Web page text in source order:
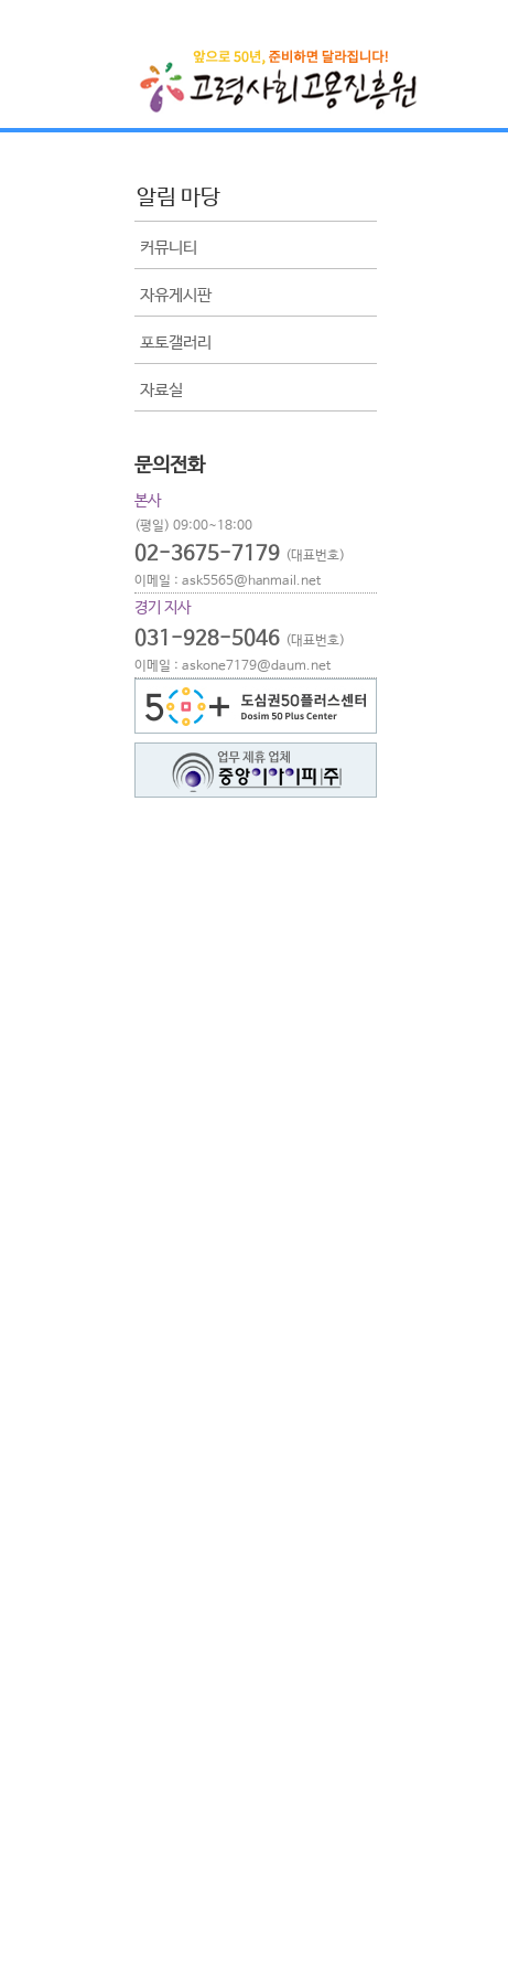
알림 마당
커뮤니티
자유게시판
포토갤러리
자료실
문의전화
본사
(평일) 09:00~18:00
02-3675-7179 (대표번호)
이메일 : ask5565@hanmail.net
경기 지사
031-928-5046 (대표번호)
이메일 : askone7179@daum.net